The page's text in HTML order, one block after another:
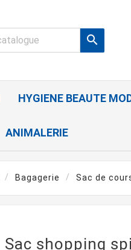

HYGIENE BEAUTE
ANIMALERIE
Bagagerie Sac de
Sac shopping